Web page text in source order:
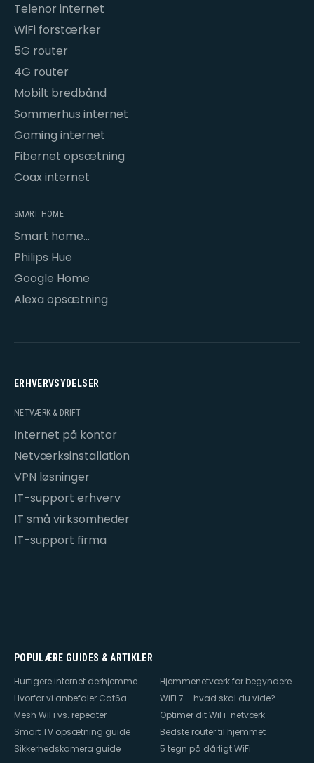
Telenor internet
WiFi forstærker
5G router
4G router
Mobilt bredbånd
Sommerhus internet
Gaming internet
Fibernet opsætning
Coax internet
SMART HOME
Smart home
opsætning
Philips Hue
Google Home
Alexa opsætning
ERHVERVSYDELSER
NETVÆRK & DRIFT
Internet på kontor
Netværksinstallation
VPN løsninger
IT-support erhverv
IT små virksomheder
IT-support firma
POPULÆRE GUIDES & ARTIKLER
Hurtigere internet derhjemme
Hjemmenetværk for begyndere
Hvorfor vi anbefaler Cat6a
WiFi 7 – hvad skal du vide?
Mesh WiFi vs. repeater
Optimer dit WiFi-netværk
Smart TV opsætning guide
Bedste router til hjemmet
Sikkerhedskamera guide
5 tegn på dårligt WiFi